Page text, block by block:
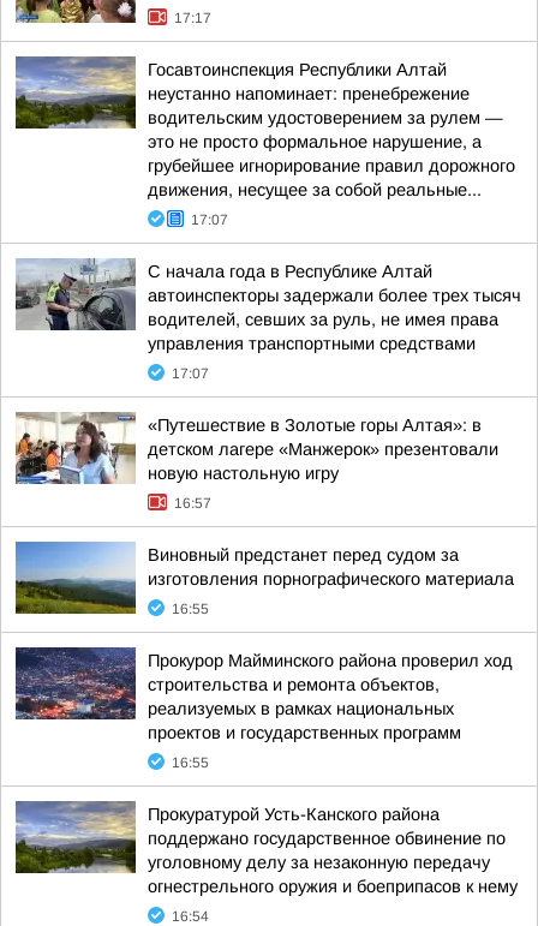
17:17
Госавтоинспекция Республики Алтай
неустанно напоминает: пренебрежение
водительским удостоверением за рулем —
это не просто формальное нарушение, а
грубейшее игнорирование правил дорожного
движения, несущее за собой реальные...
17:07
С начала года в Республике Алтай
автоинспекторы задержали более трех тысяч
водителей, севших за руль, не имея права
управления транспортными средствами
17:07
«Путешествие в Золотые горы Алтая»: в
детском лагере «Манжерок» презентовали
новую настольную игру
16:57
Виновный предстанет перед судом за
изготовления порнографического материала
16:55
Прокурор Майминского района проверил ход
строительства и ремонта объектов,
реализуемых в рамках национальных
проектов и государственных программ
16:55
Прокуратурой Усть-Канского района
поддержано государственное обвинение по
уголовному делу за незаконную передачу
огнестрельного оружия и боеприпасов к нему
16:54